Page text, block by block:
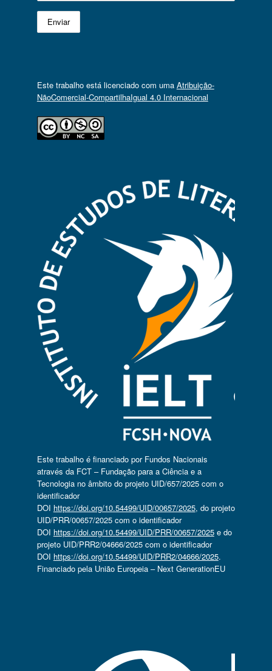
Este trabalho está licenciado com uma Atribuição-
NãoComercial-CompartilhaIgual 4.0 Internacional
Este trabalho é financiado por Fundos Nacionais
através da FCT – Fundação para a Ciência e a
Tecnologia no âmbito do projeto UID/657/2025 com o
identificador
DOI https://doi.org/10.54499/UID/00657/2025, do projeto
UID/PRR/00657/2025 com o identificador
DOI https://doi.org/10.54499/UID/PRR/00657/2025e do
projeto UID/PRR2/04666/2025 com o identificador
DOI https://doi.org/10.54499/UID/PRR2/04666/2025.
Financiado pela União Europeia – Next GenerationEU